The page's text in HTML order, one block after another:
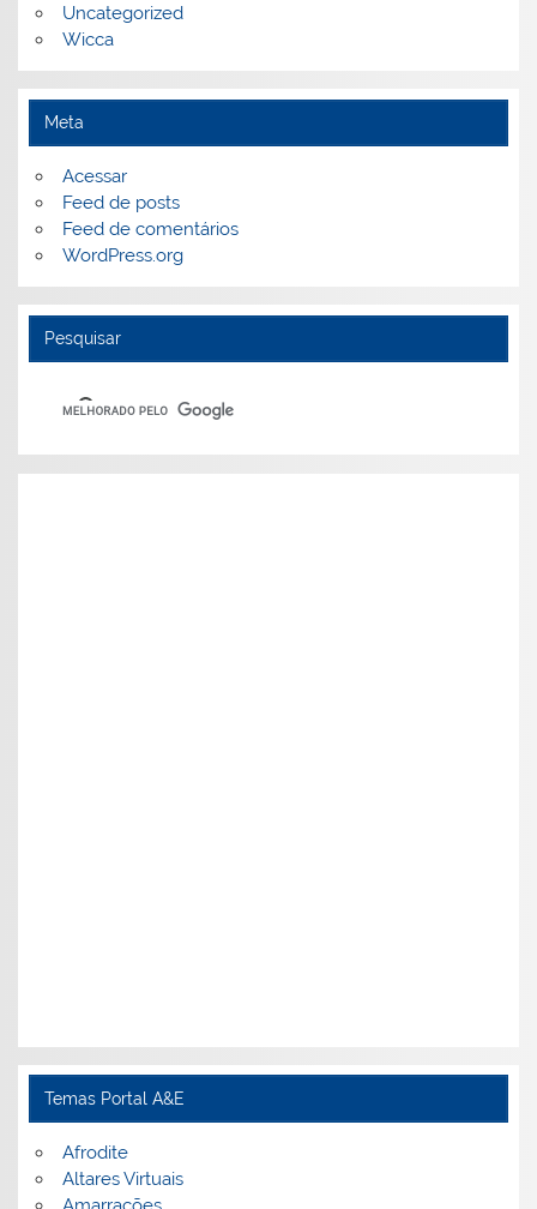
Uncategorized
Wicca
Meta
Acessar
Feed de posts
Feed de comentários
WordPress.org
Pesquisar
Temas Portal A&E
Afrodite
Altares Virtuais